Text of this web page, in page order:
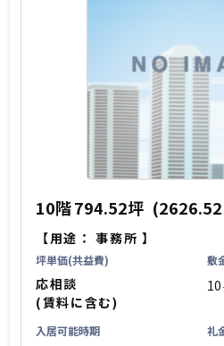
10階794.52坪
【用途：事務所 】
坪単価(共益費)
応相談
(賃料に含む)
敷
入居可能時期 礼